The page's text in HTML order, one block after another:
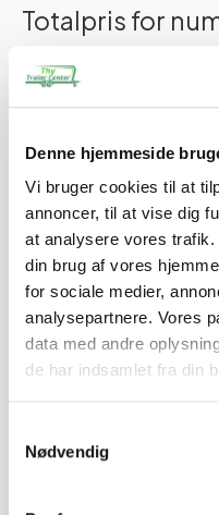
Denne hjemmeside
Vi bruger cookies til at
annoncer, til at vise dig
at analysere vores
din brug af vores
for sociale medier,
analysepartnere. Vores
data med andre
de har indsamlet fra din
Nødvendig
Totalpris for
Når du køber en trailer
nummer. Disse
indregistrere din trailer
mailen med de
Hvis du har spørgsmål, er
at kontakte os.
Tilføj til
Levering